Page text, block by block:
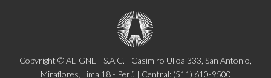
Copyright © ALIGNET S.A.C. | Casimiro Ulloa 333, San Antonio,
Miraflores, Lima 18 - Perú | Central: (511) 610-9500